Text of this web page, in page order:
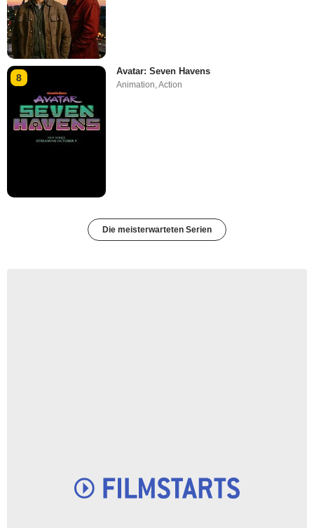
8
Avatar: Seven Havens
Animation,Action
Die meisterwarteten Serien